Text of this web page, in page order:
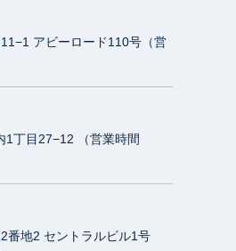
アビーロード110号（営
1丁目27−12 （営業時間
番地2 セントラルビル1号